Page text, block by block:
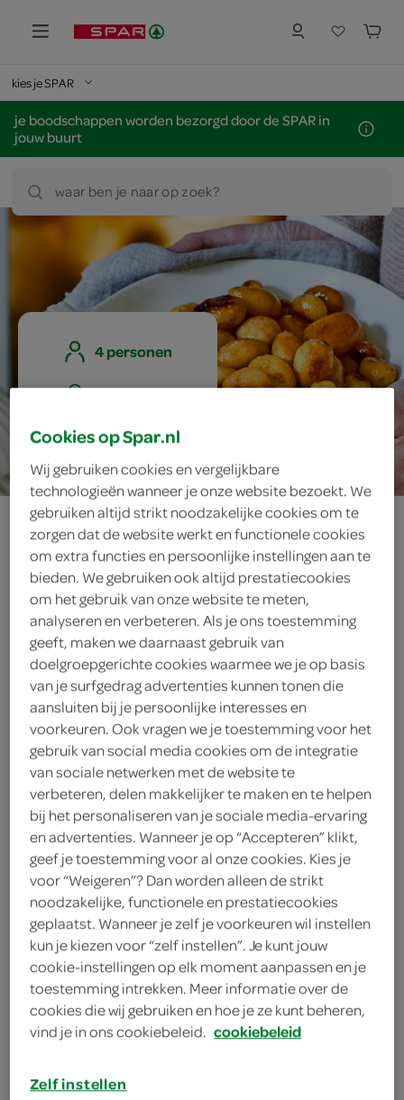
kies je SPAR
je boodschappen worden bezorgd door de SPAR in
jouw buurt
waar ben je naar op zoek?
4 personen
gemiddeld
25 min.
brunede
kartofler
ingrediënten
1 kilogram krieltje
30 gram boter
1 theelepel citroensap
70 gram suiker
kies je winkel
bereiden
deel op facebook
Cookies op Spar.nl
Wij gebruiken cookies en vergelijkbare
technologieën wanneer je onze website bezoekt. We
gebruiken altijd strikt noodzakelijke cookies om te
zorgen dat de website werkt en functionele cookies
om extra functies en persoonlijke instellingen aan te
bieden. We gebruiken ook altijd prestatiecookies
om het gebruik van onze website te meten,
analyseren en verbeteren. Als je ons toestemming
geeft, maken we daarnaast gebruik van
doelgroepgerichte cookies waarmee we je op basis
van je surfgedrag advertenties kunnen tonen die
aansluiten bij je persoonlijke interesses en
voorkeuren. Ook vragen we je toestemming voor het
gebruik van social media cookies om de integratie
van sociale netwerken met de website te
verbeteren, delen makkelijker te maken en te helpen
bij het personaliseren van je sociale media-ervaring
en advertenties. Wanneer je op “Accepteren” klikt,
geef je toestemming voor al onze cookies. Kies je
voor “Weigeren”? Dan worden alleen de strikt
noodzakelijke, functionele en prestatiecookies
geplaatst. Wanneer je zelf je voorkeuren wil instellen
kun je kiezen voor “zelf instellen”. Je kunt jouw
cookie-instellingen op elk moment aanpassen en je
toestemming intrekken. Meer informatie over de
cookies die wij gebruiken en hoe je ze kunt beheren,
vind je in ons cookiebeleid. cookiebeleid
Zelf instellen